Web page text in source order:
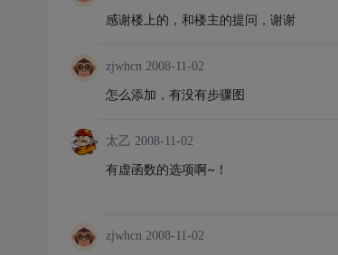
感谢楼上的，和楼主的提问，谢谢
zjwhcn 2008-11-02
怎么添加，有没有步骤图
太乙 2008-11-02
有虚函数的选项啊~！
zjwhcn 2008-11-02